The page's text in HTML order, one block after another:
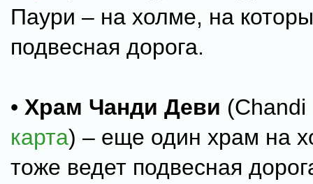
Паури – на холме, на
подвесная дорога.
• Храм Чанди Деви (Chandi
карта) – еще один храм на
тоже ведет подвесная